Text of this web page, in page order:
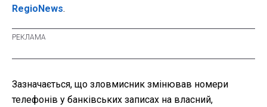
RegioNews.
Зазначається, що зловмисник змінював номери
телефонів у банківських записах на власний,